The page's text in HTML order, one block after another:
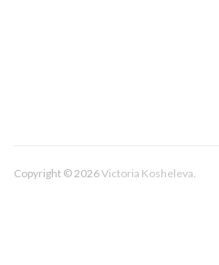
Copyright © 2026Victoria Kosheleva